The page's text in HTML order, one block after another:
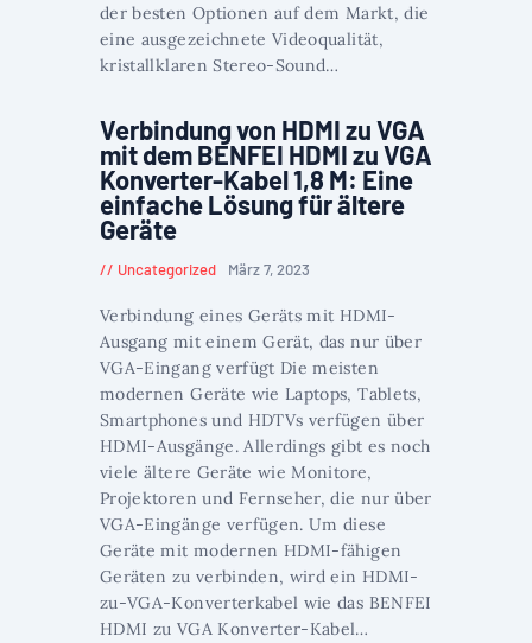
der besten Optionen auf dem Markt, die
eine ausgezeichnete Videoqualität,
kristallklaren Stereo-Sound…
Verbindung von HDMI zu VGA
mit dem BENFEI HDMI zu VGA
Konverter-Kabel 1,8 M: Eine
einfache Lösung für ältere
Geräte
Uncategorized März 7, 2023
Verbindung eines Geräts mit HDMI-
Ausgang mit einem Gerät, das nur über
VGA-Eingang verfügt Die meisten
modernen Geräte wie Laptops, Tablets,
Smartphones und HDTVs verfügen über
HDMI-Ausgänge. Allerdings gibt es noch
viele ältere Geräte wie Monitore,
Projektoren und Fernseher, die nur über
VGA-Eingänge verfügen. Um diese
Geräte mit modernen HDMI-fähigen
Geräten zu verbinden, wird ein HDMI-
zu-VGA-Konverterkabel wie das BENFEI
HDMI zu VGA Konverter-Kabel…